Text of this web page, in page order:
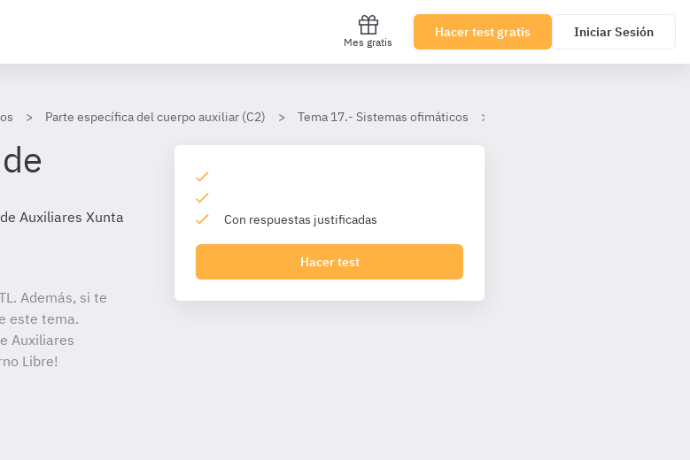
Mes gratis
Hacer test gratis Iniciar Sesión
Parte específica del cuerpo auxiliar (C2) Tema 17.- Sistemas ofimáticos
de Auxiliares Xunta
Además, si te
este tema.
Auxiliares
Libre!
Con respuestas justificadas
Hacer test